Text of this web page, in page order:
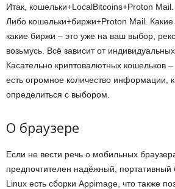
Итак, кошельки+LocalBitcoins+Proton Mail.
Либо кошельки+биржи+Proton Mail.
какие биржи – это уже на ваш выбор,
возьмусь. Всё зависит от индивидуальных
Касательно криптовалютных кошельков
есть огромное количество информации,
определиться с выбором.
О браузере
Если не вести речь о мобильных
предпочтителен надёжный,
Linux есть сборки Appimage, что также